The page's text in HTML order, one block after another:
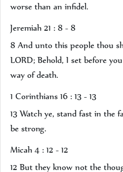
worse than an infidel.
Jeremiah 21 : 8 - 8
8 And unto this people thou
LORD; Behold, I set before
way of death.
1 Corinthians 16 : 13 - 13
13 Watch ye, stand fast in the
be strong.
Micah 4 : 12 - 12
12 But they know not the